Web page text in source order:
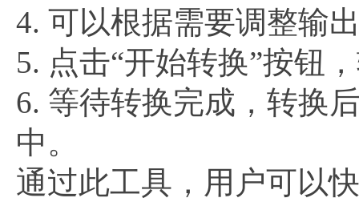
4. 可以根据需要调整输
5. 点击“开始转换”按钮
6. 等待转换完成，转换
中。
通过此工具，用户可以